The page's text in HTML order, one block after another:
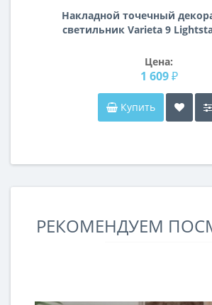
Накладной точечный
cветильник Varieta 9
Цена:
1 609 ₽
Купить
РЕКОМЕНДУЕМ